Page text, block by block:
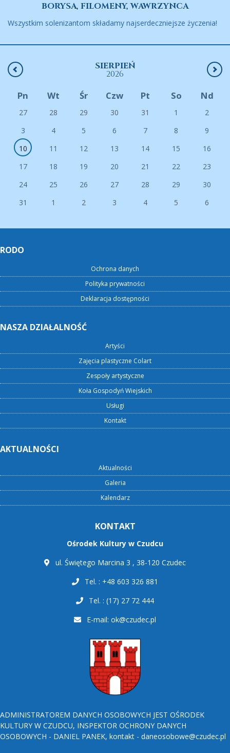
BORYSA, FILOMENY, WAWRZYNCA
Wszystkim solenizantom składamy najserdeczniejsze życzenia!
SIERPIEŃ
2026
Pn Wt Śr Czw Pt So Nd
27 28 29 30 31 1
2
3
4 5 6 7 8
9
10
11 12 13 14 15
16
17
18 19 20 21 22
23
24
25 26 27 28 29
30
31
1 2 3 4 5 6
RODO
Ochrona danych
Polityka prywatności
Deklaracja dostępności
NASZA DZIAŁALNOŚĆ
Artyści
Zajęcia plastyczne Colart
Zespoły artystyczne
Koła Gospodyń Wiejskich
Usługi
Kontakt
AKTUALNOŚCI
Aktualności
Galeria
Kalendarz
KONTAKT
Ośrodek Kultury w Czudcu
ul. Świętego Marcina 3 , 38-120 Czudec
Tel. : +48 603 326 881
Tel. : (17) 27 72 444
E-mail: ok@czudec.pl
ADMINISTRATOREM DANYCH OSOBOWYCH JEST OŚRODEK
KULTURY W CZUDCU, INSPEKTOR OCHRONY DANYCH
OSOBOWYCH - DANIEL PANEK, kontakt - daneosobowe@czudec.pl